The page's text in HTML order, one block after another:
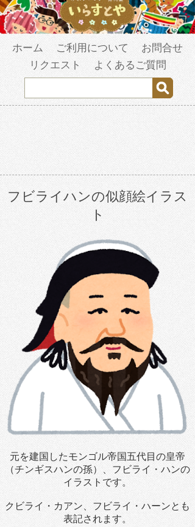
ホーム ご利用について
お問合せ
リクエスト
よくあるご質問
フビライハンの似顔絵イラス
ト
元を建国したモンゴル帝国五代目の皇帝
（チンギスハンの孫）、フビライ・ハンの
イラストです。
クビライ・カアン、フビライ・ハーンとも
表記されます。